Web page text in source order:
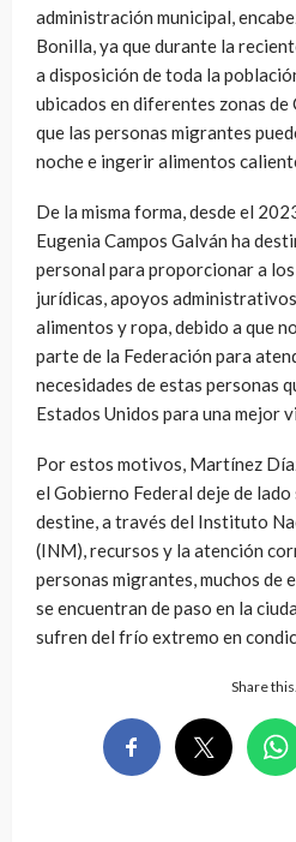
administración municipal,
Bonilla, ya que durante la
a disposición de toda la
ubicados en diferentes zonas de
que las personas migrantes
noche e ingerir alimentos
De la misma forma, desde el
Eugenia Campos Galván ha
personal para proporcionar a
jurídicas, apoyos
alimentos y ropa, debido a que
parte de la Federación para
necesidades de estas personas
Estados Unidos para una mejor
Por estos motivos, Martínez
el Gobierno Federal deje de
destine, a través del Instituto
(INM), recursos y la atención
personas migrantes, muchos de
se encuentran de paso en la
sufren del frío extremo en
Share this…